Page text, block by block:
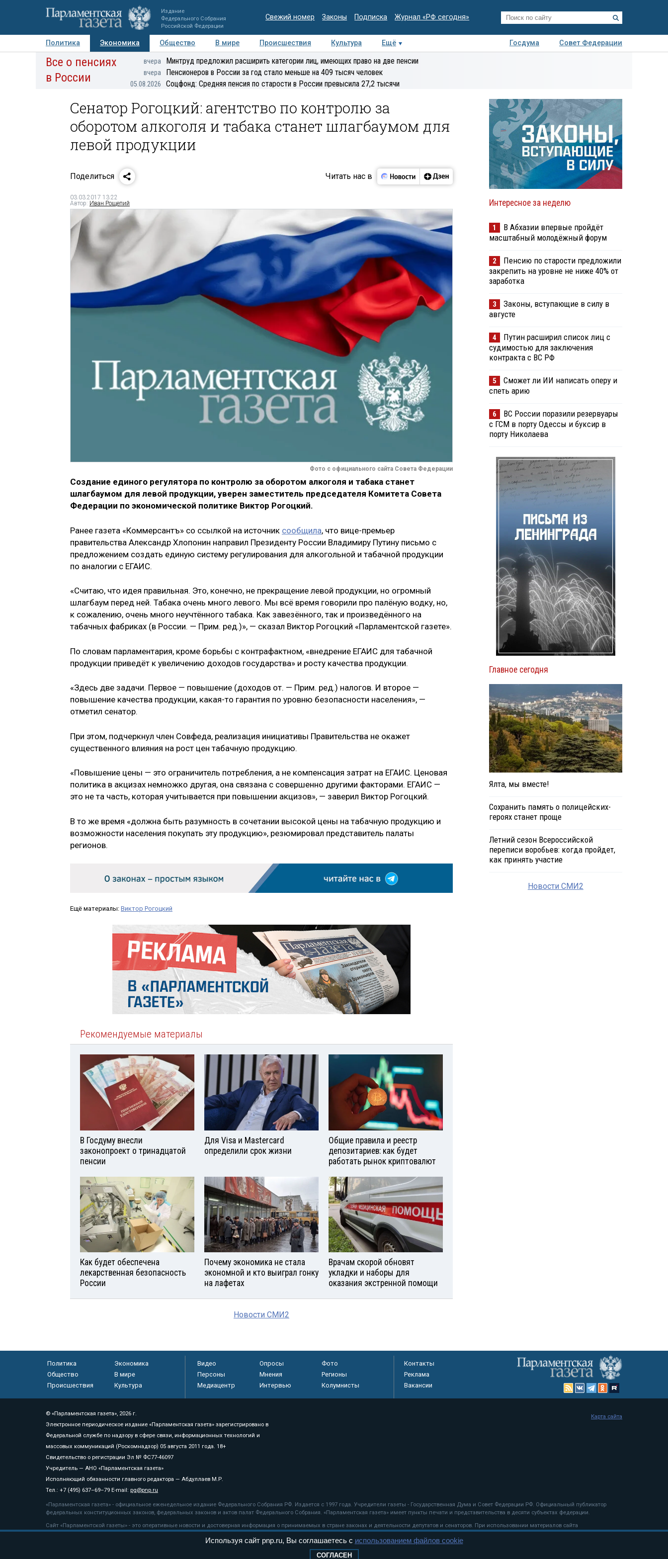
Издание
Федерального Собрания
Российской Федерации
Свежий номер Законы Подписка Журнал «РФ сегодня»
Политика Экономика Общество В мире Происшествия Культура Ещё Госдума
Совет Федерации
Авторы Персоны Мнения Регионы Медиацентр Интервью Колумнисты
Деловая
Все о пенсиях
в России
вчера Минтруд предложил расширить категории лиц, имеющих право на две пенсии
вчера Пенсионеров в России за год стало меньше на 409 тысяч человек
05.08.2026 Соцфонд: Средняя пенсия по старости в России превысила 27,2 тысячи
Сенатор Рогоцкий: агентство по контролю за
оборотом алкоголя и табака станет шлагбаумом для
левой продукции
Поделиться Читать нас в
03.03.2017 13:22
Автор: Иван Рощепий
Фото с официального сайта Совета Федерации
Создание единого регулятора по контролю за оборотом алкоголя и табака станет
шлагбаумом для левой продукции, уверен заместитель председателя Комитета Совета
Федерации по экономической политике Виктор Рогоцкий.
Ранее газета «Коммерсантъ» со ссылкой на источник сообщила, что вице-премьер
правительства Александр Хлопонин направил Президенту России Владимиру Путину письмо с
предложением создать единую систему регулирования для алкогольной и табачной продукции
по аналогии с ЕГАИС.
«Считаю, что идея правильная. Это, конечно, не прекращение левой продукции, но огромный
шлагбаум перед ней. Табака очень много левого. Мы всё время говорили про палёную водку, но,
к сожалению, очень много неучтённого табака. Как завезённого, так и произведённого на
табачных фабриках (в России. — Прим. ред.)», — сказал Виктор Рогоцкий «Парламентской газете».
По словам парламентария, кроме борьбы с контрафактном, «внедрение ЕГАИС для табачной
продукции приведёт к увеличению доходов государства» и росту качества продукции.
«Здесь две задачи. Первое — повышение (доходов от. — Прим. ред.) налогов. И второе —
повышение качества продукции, какая-то гарантия по уровню безопасности населения», —
отметил сенатор.
При этом, подчеркнул член Совфеда, реализация инициативы Правительства не окажет
существенного влияния на рост цен табачную продукцию.
«Повышение цены — это ограничитель потребления, а не компенсация затрат на ЕГАИС. Ценовая
политика в акцизах немножко другая, она связана с совершенно другими факторами. ЕГАИС —
это не та часть, которая учитывается при повышении акцизов», — заверил Виктор Рогоцкий.
В то же время «должна быть разумность в сочетании высокой цены на табачную продукцию и
возможности населения покупать эту продукцию», резюмировал представитель палаты
регионов.
Ещё материалы: Виктор Рогоцкий
Рекомендуемые материалы
В Госдуму внесли
законопроект о тринадцатой
пенсии
Для Visа и Mastercard
определили срок жизни
Общие правила и реестр
депозитариев: как будет
работать рынок криптовалют
Как будет обеспечена
лекарственная безопасность
России
Почему экономика не стала
экономной и кто выиграл гонку
на лафетах
Врачам скорой обновят
укладки и наборы для
оказания экстренной помощи
Новости СМИ2
Интересное за неделю
1
В Абхазии впервые пройдёт
масштабный молодёжный форум
2
Пенсию по старости предложили
закрепить на уровне не ниже 40% от
заработка
3
Законы, вступающие в силу в
августе
4
Путин расширил список лиц с
судимостью для заключения
контракта с ВС РФ
5
Сможет ли ИИ написать оперу и
спеть арию
6
ВС России поразили резервуары
с ГСМ в порту Одессы и буксир в
порту Николаева
Главное сегодня
Ялта, мы вместе!
Сохранить память о полицейских-
героях станет проще
Летний сезон Всероссийской
переписи воробьев: когда пройдет,
как принять участие
Новости СМИ2
Политика
Экономика
Общество
В мире
Происшествия
Культура
Видео Опросы
Фото
Персоны
Мнения
Регионы
Медиацентр
Интервью Колумнисты
Контакты
Реклама
Вакансии
© «Парламентская газета», 2026 г.
Электронное периодическое издание «Парламентская газета» зарегистрировано в
Федеральной службе по надзору в сфере связи, информационных технологий и
массовых коммуникаций (Роскомнадзор) 05 августа 2011 года. 18+
Свидетельство о регистрации Эл № ФС77-46097
Учредитель — АНО «Парламентская газета»
Исполняющий обязанности главного редактора — Абдуллаев М.Р.
Тел.: +7 (495) 637–69–79 E-mail: pg@pnp.ru
«Парламентская газета» - официальное еженедельное издание Федерального Собрания РФ. Издается с 1997 года. Учредители газеты - Государственная Дума и Совет Федерации РФ. Официальный публикатор
федеральных конституционных законов, федеральных законов и актов палат Федерального Собрания. «Парламентская газета» имеет пункты печати и представительства в десяти субъектах федерации.
Сайт «Парламентской газеты» - это оперативные новости и достоверная информация о принимаемых в стране законах и деятельности депутатов и сенаторов. При использовании материалов сайта
«Парламентской газеты» активная ссылка на pnp.ru обязательна.
рекомендательные технологии
Карта сайта
Используя сайт pnp.ru, Вы соглашаетесь с использованием файлов cookie
СОГЛАСЕН